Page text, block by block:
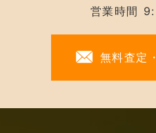
営業時間
無料査定